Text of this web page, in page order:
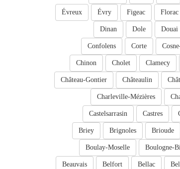
Florac
Figeac
Évry
Évreux
Douai
Dole
Dinan
Corte
Confolens
Clamecy
Cholet
Chinon
Châteaulin
Château-Gontier
Charleville-Mézières
Castres
Castelsarrasin
Brioude
Brignoles
Briey
Boulogne-
Boulay-Moselle
Bellac
Belfort
Beauvais